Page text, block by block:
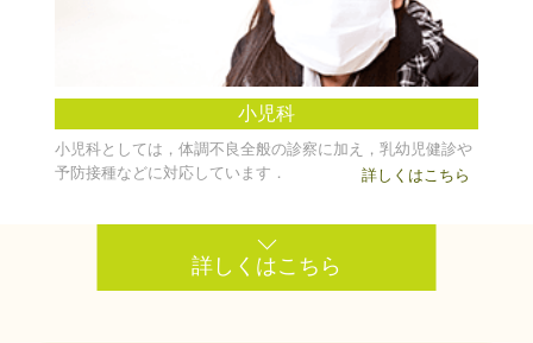
小児科
小児科としては，体調不良全般の診察に加え，乳幼児健診や
予防接種などに対応しています．
詳しくはこちら
詳しくはこちら